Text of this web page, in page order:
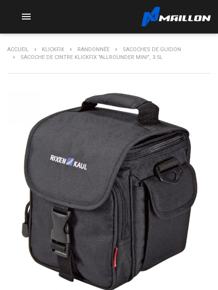

ACCUEIL KLICKFIX RANDONNÉE
SACOCHES DE GUIDON
SACOCHE DE CINTRE KLICKFIX "ALLROUNDER MINI", 3.5L